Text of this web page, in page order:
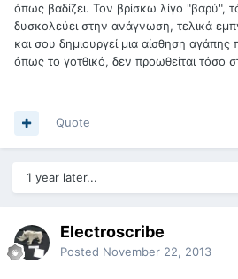
όπως βαδίζει. Τον βρίσκω λίγο "βαρύ",
δυσκολεύει στην ανάγνωση, τελικά
και σου δημιουργεί μια αίσθηση
όπως το γοτθικό, δεν προωθείται τόσο
Quote
1 year later...
Electroscribe
Posted November 22, 2013